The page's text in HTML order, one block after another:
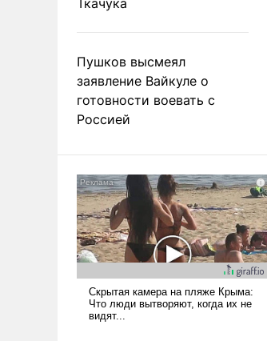
Пушков высмеял
заявление Вайкуле о
готовности воевать с
Россией